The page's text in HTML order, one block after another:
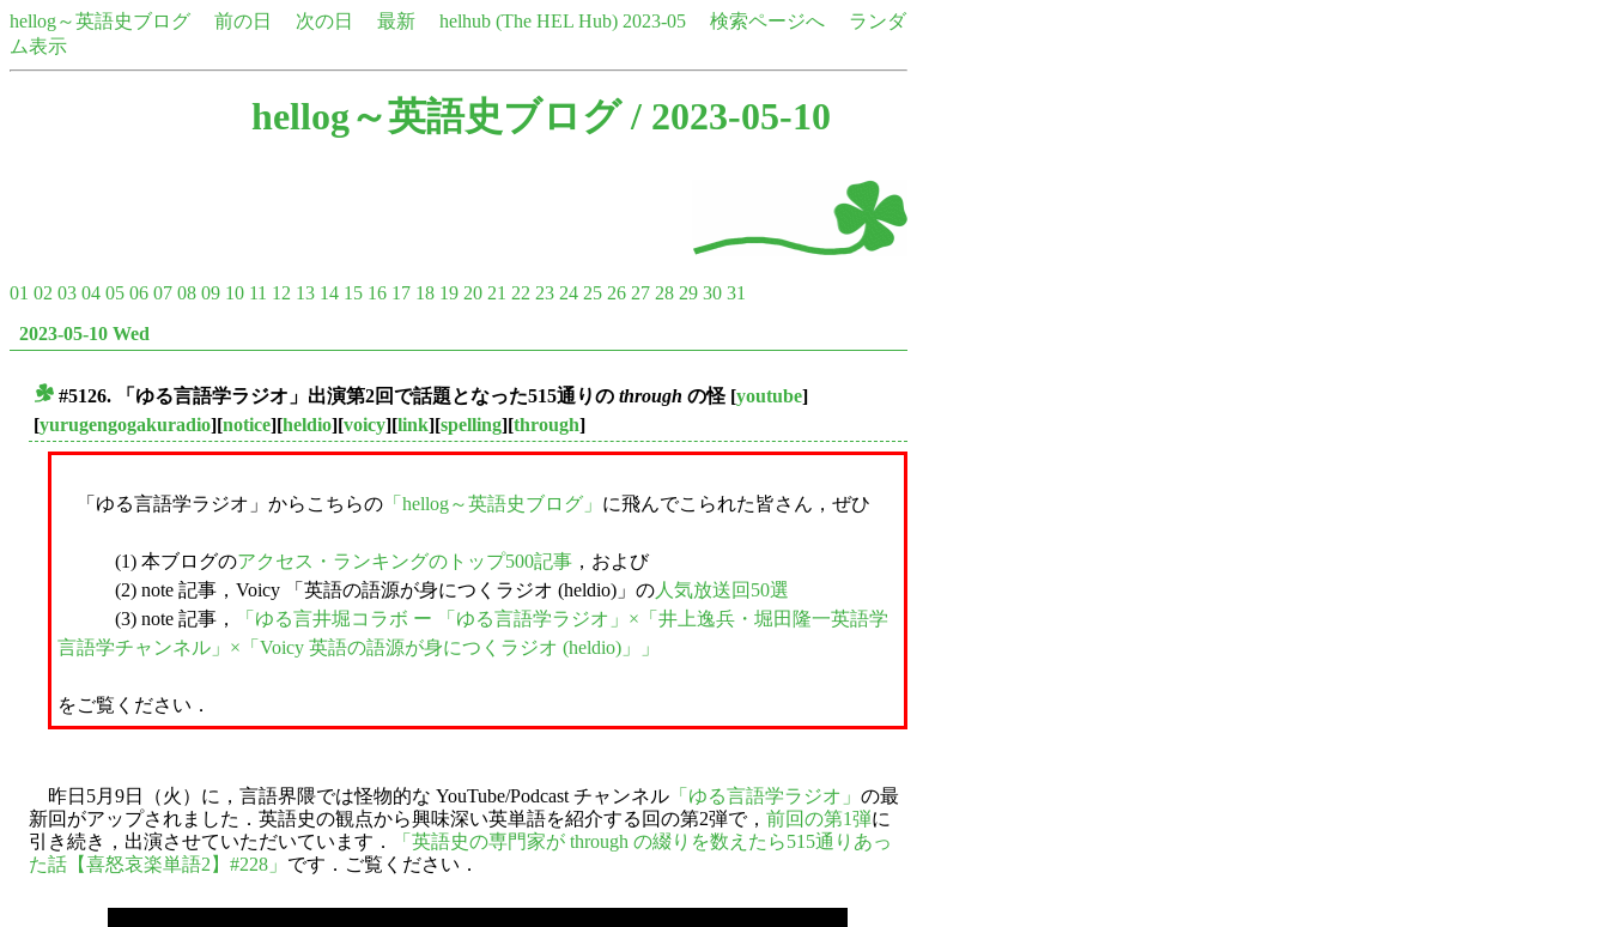
hellog～英語史ブログ 前の日 次の日 最新 helhub (The HEL Hub) 2023-05 検索ページへ
ランダ
ム表示
hellog～英語史ブログ/ 2023-05-10
01 02 03 04 05 06 07 08 09 10 11 12 13 14 15 16 17 18 19 20 21 22 23 24 25 26 27 28 29 30 31
2023-05-10 Wed
#5126. 「ゆる言語学ラジオ」出演第2回で話題となった515通りの through の怪 [youtube]
[yurugengogakuradio][notice][heldio][voicy][link][spelling][through]
「ゆる言語学ラジオ」からこちらの 「hellog～英語史ブログ」 に飛んでこられた皆さん，ぜひ
(1) 本ブログのアクセス・ランキングのトップ500記事 ，および
(2) note 記事，Voicy 「英語の語源が身につくラジオ (heldio)」の 人気放送回50選
(3) note 記事，
「ゆる言井堀コラボ ー 「ゆる言語学ラジオ」×「井上逸兵・堀田隆一英語学
言語学チャンネル」×「Voicy 英語の語源が身につくラジオ (heldio)」」
をご覧ください．
昨日5月9日（火）に，言語界隈では怪物的な YouTube/Podcast チャンネル 「ゆる言語学ラジオ」 の最
新回がアップされました．英語史の観点から興味深い英単語を紹介する回の第2弾で， 前回の第1弾に
引き続き，出演させていただいています．
「英語史の専門家が through の綴りを数えたら515通りあっ
た話【喜怒哀楽単語2】#228」 です．ご覧ください．